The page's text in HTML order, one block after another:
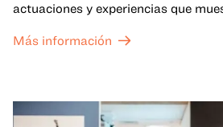
actuaciones y experiencias que
Más información